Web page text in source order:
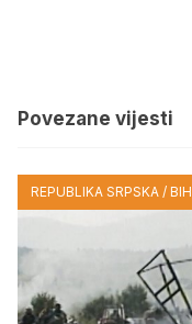
Povezane vijesti
REPUBLIKA SRPSKA / BIH